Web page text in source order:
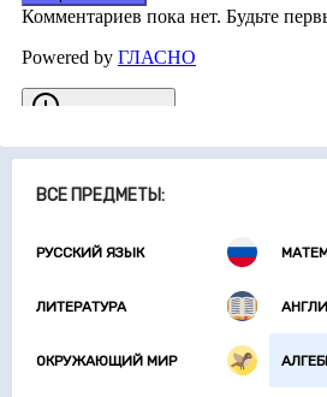
ВСЕ ПРЕДМЕТЫ:
РУССКИЙ ЯЗЫК
ЛИТЕРАТУРА
ОКРУЖАЮЩИЙ МИР